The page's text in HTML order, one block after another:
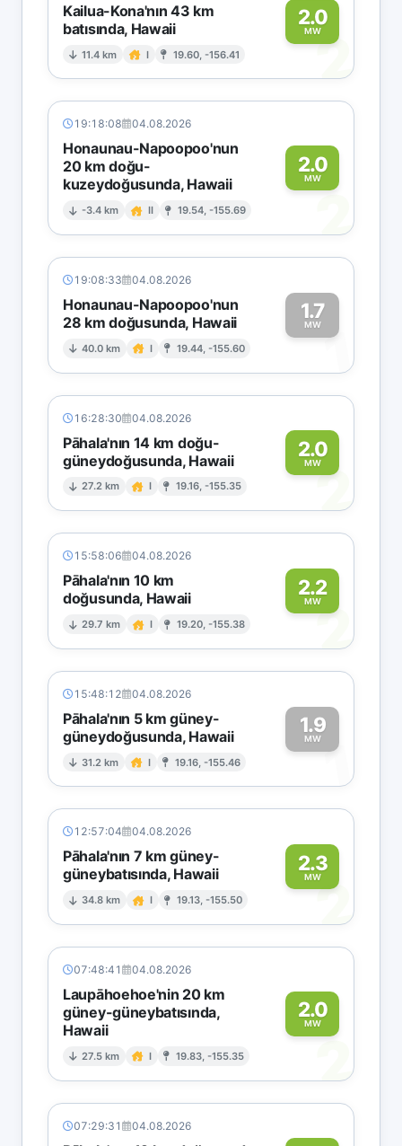
Kailua-Kona'nın 43 km
batısında, Hawaii
11.4 km I 19.60, -156.41
2.0
MW2
19:18:08 04.08.2026
Honaunau-Napoopoo'nun
20 km doğu-
kuzeydoğusunda, Hawaii
-3.4 km II 19.54, -155.69
2.0
MW
2
19:08:33 04.08.2026
Honaunau-Napoopoo'nun
28 km doğusunda, Hawaii
40.0 km I 19.44, -155.60
1.7
MW1
16:28:30 04.08.2026
Pāhala'nın 14 km doğu-
güneydoğusunda, Hawaii
27.2 km I 19.16, -155.35
2.0
MW2
15:58:06 04.08.2026
Pāhala'nın 10 km
doğusunda, Hawaii
29.7 km I 19.20, -155.38
2.2
MW2
15:48:12 04.08.2026
Pāhala'nın 5 km güney-
güneydoğusunda, Hawaii
31.2 km I 19.16, -155.46
1.9
MW1
12:57:04 04.08.2026
Pāhala'nın 7 km güney-
güneybatısında, Hawaii
34.8 km I 19.13, -155.50
2.3
MW2
07:48:41 04.08.2026
Laupāhoehoe'nin 20 km
güney-güneybatısında,
Hawaii
27.5 km I 19.83, -155.35
2.0
MW
2
07:29:31 04.08.2026